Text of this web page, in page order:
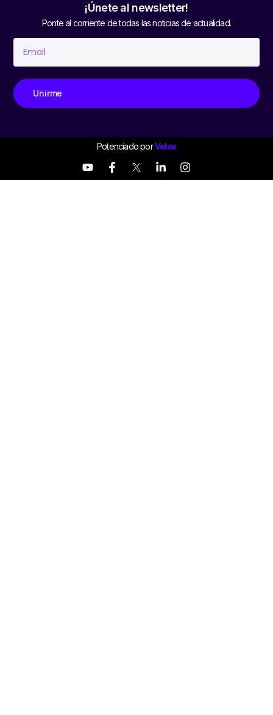
¡Únete al newsletter!
Ponte al corriente de todas las noticias de actualidad.
Unirme
Potenciado porVelox